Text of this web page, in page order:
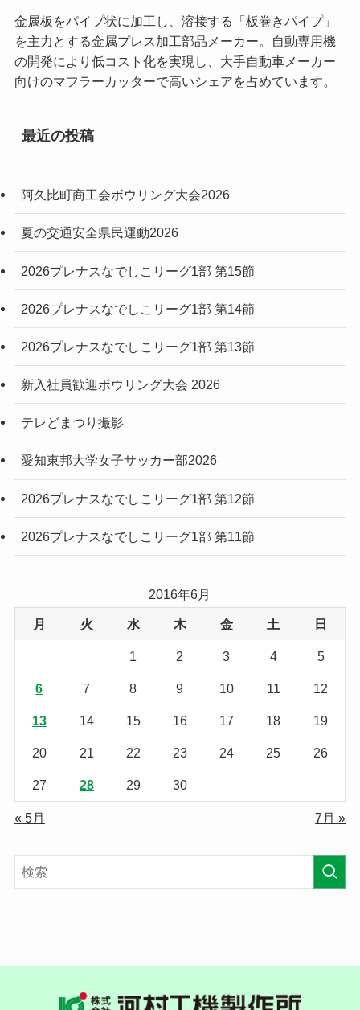
金属板をパイプ状に加工し、溶接する「板巻きパイプ」
を主力とする金属プレス加工部品メーカー。自動専用機
の開発により低コスト化を実現し、大手自動車メーカー
向けのマフラーカッターで高いシェアを占めています。
最近の投稿
阿久比町商工会ボウリング大会2026
夏の交通安全県民運動2026
2026プレナスなでしこリーグ1部 第15節
2026プレナスなでしこリーグ1部 第14節
2026プレナスなでしこリーグ1部 第13節
新入社員歓迎ボウリング大会 2026
テレどまつり撮影
愛知東邦大学女子サッカー部2026
2026プレナスなでしこリーグ1部 第12節
2026プレナスなでしこリーグ1部 第11節
2016年6月
月 火 水 木 金 土 日
1 2 3 4 5
6 7 8 9 10 11 12
13 14 15 16 17 18 19
20 21 22 23 24 25 26
27 28 29 30
« 5月 7月 »